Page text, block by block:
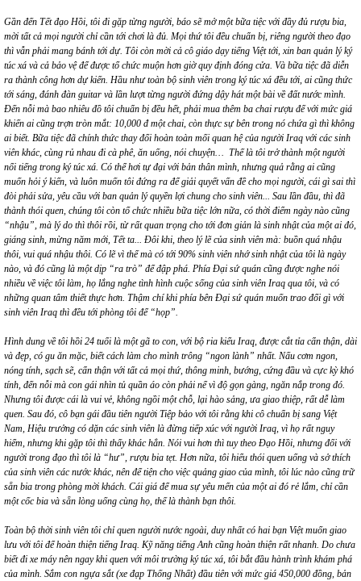
Gần đến Tết đạo Hồi, tôi đi gặp từng người, báo sẽ mở một bữa tiệc với đầy đủ rượu bia,
mời tất cả mọi người chỉ cần tới chơi là đủ. Mọi thứ tôi đều chuẩn bị, riêng người theo đạo
thì vẫn phải mang bánh tới dự. Tôi còn mời cả cô giáo dạy tiếng Việt tới, xin ban quản lý ký
túc xá và cả bảo vệ để được tổ chức muộn hơn giờ quy định đóng cửa. Và bữa tiệc đã diễn
ra thành công hơn dự kiến. Hầu như toàn bộ sinh viên trong ký túc xá đều tới, ai cũng thức
tới sáng, đánh đàn guitar và lần lượt từng người đứng dậy hát một bài về đất nước mình.
Đến nỗi mà bao nhiêu đồ tôi chuẩn bị đều hết, phải mua thêm ba chai rượu đế với mức giá
khiến ai cũng trợn tròn mắt: 10,000 đ một chai, còn thực sự bên trong nó chứa gì thì không
ai biết. Bữa tiệc đã chính thức thay đổi hoàn toàn mối quan hệ của người Iraq với các sinh
viên khác, cùng rủ nhau đi cà phê, ăn uống, nói chuyện… Thế là tôi trở thành một người
nổi tiếng trong ký túc xá. Có thể hơi tự đại với bản thân mình, nhưng quả rằng ai cũng
muốn hỏi ý kiến, và luôn muốn tôi đứng ra để giải quyết vấn đề cho mọi người, cái gì sai thì
đòi phải sửa, yêu cầu với ban quản lý quyền lợi chung cho sinh viên... Sau lần đầu, thì đã
thành thói quen, chúng tôi còn tổ chức nhiều bữa tiệc lớn nữa, có thời điểm ngày nào cũng
“nhậu”, mà lý do thì thôi rồi, từ rất quan trọng cho tới đơn giản là sinh nhật của một ai đó,
giáng sinh, mừng năm mới, Tết ta... Đôi khi, theo lý lẽ của sinh viên mà: buồn quá nhậu
thôi, vui quá nhậu thôi. Có lẽ vì thế mà có tới 90% sinh viên nhớ sinh nhật của tôi là ngày
nào, và đó cũng là một dịp “ra trò” để đập phá. Phía Đại sứquán cũng được nghe nói
nhiều về việc tôi làm, họ lắng nghe tình hình cuộc sống của sinh viên Iraq qua tôi, và có
những quan tâm thiết thực hơn. Thậm chí khi phía bên Đại sứquán muốn trao đổi gì với
sinh viên Iraq thì đều tới phòng tôi để “họp”.
Hình dung về tôi hồi 24 tuổi là một gã to con, với bộ ria kiểu Iraq, được cắt tỉa cẩn thận, dài
và đẹp, có gu ăn mặc, biết cách làm cho mình trông “ngon lành” nhất. Nấu cơm ngon,
nóng tính, sạch sẽ, cẩn thận với tất cả mọi thứ, thông minh, bướng, cứng đầu và cực kỳ khó
tính, đến nỗi mà con gái nhìn tủ quần áo còn phải nể vì độ gọn gàng, ngăn nắp trong đó.
Nhưng tôi được cái là vui vẻ, không ngồi một chỗ, lại hào sảng, ưa giao thiệp, rất dễ làm
quen. Sau đó, cô bạn gái đầu tiên người Tiệp bảo với tôi rằng khi cô chuẩn bị sang Việt
Nam, Hiệu trưởng có dặn các sinh viên là đừng tiếp xúc với người Iraq, vì họ rất nguy
hiểm, nhưng khi gặp tôi thì thấy khác hẳn. Nói vui hơn thì tuy theo Đạo Hồi, nhưng đối với
người trong đạo thì tôi là “hư”, rượu bia tẹt. Hơn nữa, tôi hiểu thói quen uống và sở thích
của sinh viên các nước khác, nên để tiện cho việc quảng giao của mình, tôi lúc nào cũng trữ
sẵn bia trong phòng mời khách. Cái giá để mua sự yêu mến của một ai đó rẻ lắm, chỉ cần
một cốc bia và sẵn lòng uống cùng họ, thế là thành bạn thôi.
Toàn bộ thời sinh viên tôi chỉ quen người nước ngoài, duy nhất có hai bạn Việt muốn giao
lưu với tôi để hoàn thiện tiếng Iraq. Kỹ năng tiếng Anh cũng hoàn thiện rất nhanh. Do chưa
biết đi xe máy nên ngay khi quen với môi trường ký túc xá, tôi bắt đầu hành trình khám phá
của mình. Sắm con ngựa sắt (xe đạp Thống Nhất) đầu tiên với mức giá 450,000 đồng, bản